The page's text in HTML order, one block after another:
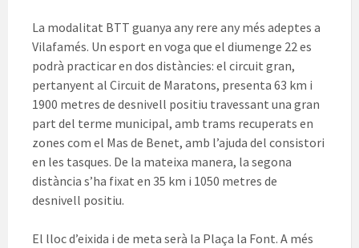
La modalitat BTT guanya any rere any més adeptes a
Vilafamés. Un esport en voga que el diumenge 22 es
podrà practicar en dos distàncies: el circuit gran,
pertanyent al Circuit de Maratons, presenta 63 km i
1900 metres de desnivell positiu travessant una gran
part del terme municipal, amb trams recuperats en
zones com el Mas de Benet, amb l’ajuda del consistori
en les tasques. De la mateixa manera, la segona
distància s’ha fixat en 35 km i 1050 metres de
desnivell positiu.
El lloc d’eixida i de meta serà la Plaça la Font. A més